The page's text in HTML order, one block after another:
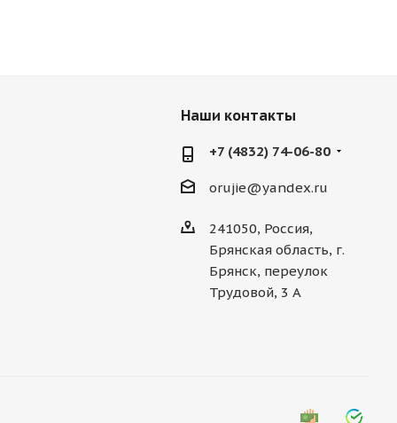
Наши контакты
+7 (4832) 74-06-80
orujie@yandex.ru
241050, Россия,
Брянская область, г.
Брянск, переулок
Трудовой, 3 А